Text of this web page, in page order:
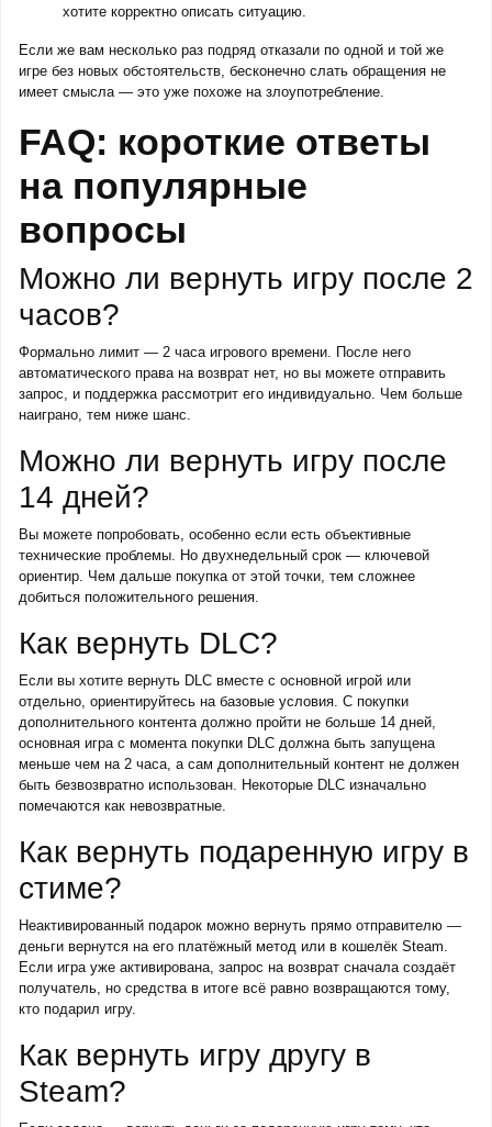
хотите корректно описать ситуацию.
Если же вам несколько раз подряд отказали по одной и той же
игре без новых обстоятельств, бесконечно слать обращения не
имеет смысла — это уже похоже на злоупотребление.
FAQ: короткие ответы
на популярные
вопросы
Можно ли вернуть игру после 2
часов?
Формально лимит — 2 часа игрового времени. После него
автоматического права на возврат нет, но вы можете отправить
запрос, и поддержка рассмотрит его индивидуально. Чем больше
наиграно, тем ниже шанс.
Можно ли вернуть игру после
14 дней?
Вы можете попробовать, особенно если есть объективные
технические проблемы. Но двухнедельный срок — ключевой
ориентир. Чем дальше покупка от этой точки, тем сложнее
добиться положительного решения.
Как вернуть DLC?
Если вы хотите вернуть DLC вместе с основной игрой или
отдельно, ориентируйтесь на базовые условия. С покупки
дополнительного контента должно пройти не больше 14 дней,
основная игра с момента покупки DLC должна быть запущена
меньше чем на 2 часа, а сам дополнительный контент не должен
быть безвозвратно использован. Некоторые DLC изначально
помечаются как невозвратные.
Как вернуть подаренную игру в
стиме?
Неактивированный подарок можно вернуть прямо отправителю —
деньги вернутся на его платёжный метод или в кошелёк Steam.
Если игра уже активирована, запрос на возврат сначала создаёт
получатель, но средства в итоге всё равно возвращаются тому,
кто подарил игру.
Как вернуть игру другу в
Steam?